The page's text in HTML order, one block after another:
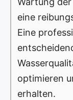
eine
Eine
optimieren
erhalten.